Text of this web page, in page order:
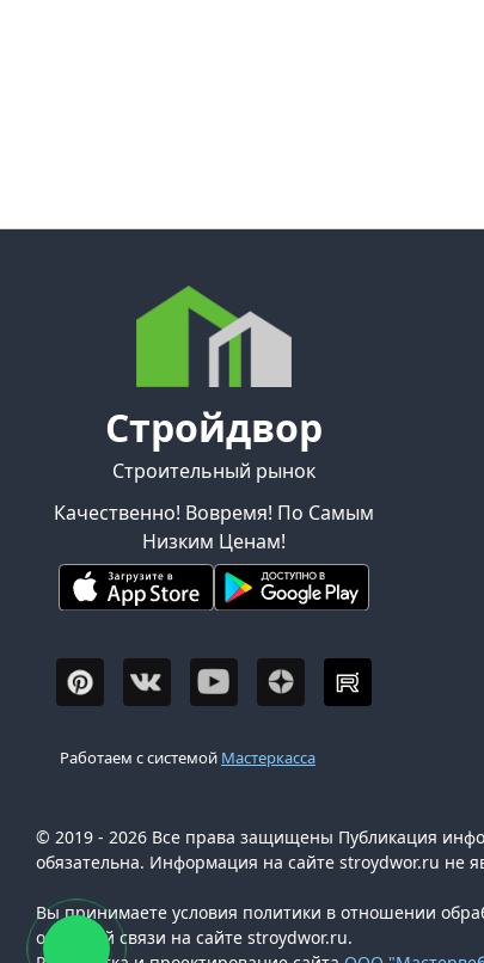
Стройдвор
Строительный рынок
Качественно! Вовремя! По Самым
Низким Ценам!
Работаем с системой Мастеркасса
© 2019 - 2026 Все права защищены Публикация
обязательна. Информация на сайте stroydwor.ru не
Вы принимаете условия политики в отношении
обратной связи на сайте stroydwor.ru.